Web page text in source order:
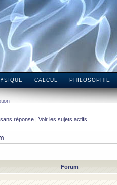
CALCUL PHILOSOPHIE
réponse | Voir les sujets actifs
Forum